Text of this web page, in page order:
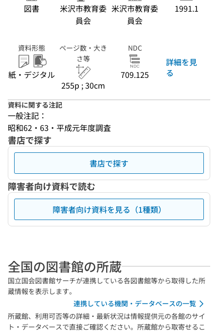
図書
米沢市教育委
員会
米沢市教育委
員会
1991.1
資料形態
紙・デジタル
ページ数・大き
さ等
255p ; 30cm
NDC
709.125
詳細を見
る
資料に関する注記
一般注記：
昭和62・63・平成元年度調査
書店で探す
書店で探す
障害者向け資料で読む
障害者向け資料を見る（1種類）
全国の図書館の所蔵
国立国会図書館サーチが連携している各図書館等から取得した所
蔵情報を表示します。
連携している機関・データベースの一覧
所蔵館、利用可否等の詳細・最新状況は情報提供元の各館のサイ
ト・データベースで直接ご確認ください。所蔵館から取寄せるこ